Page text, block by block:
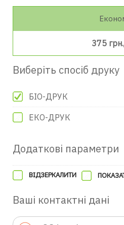
375
Виберіть спосіб друку
БІО-ДРУК
ЕКО-ДРУК
Додаткові параметри
ВІДЗЕРКАЛИТИ
Ваші контактні дані